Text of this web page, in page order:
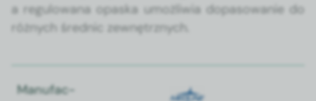
a reg­u­lowana opas­ka umożli­wia dopa­sowanie do
różnych śred­nic zewnętrznych.
Man­u­fac­